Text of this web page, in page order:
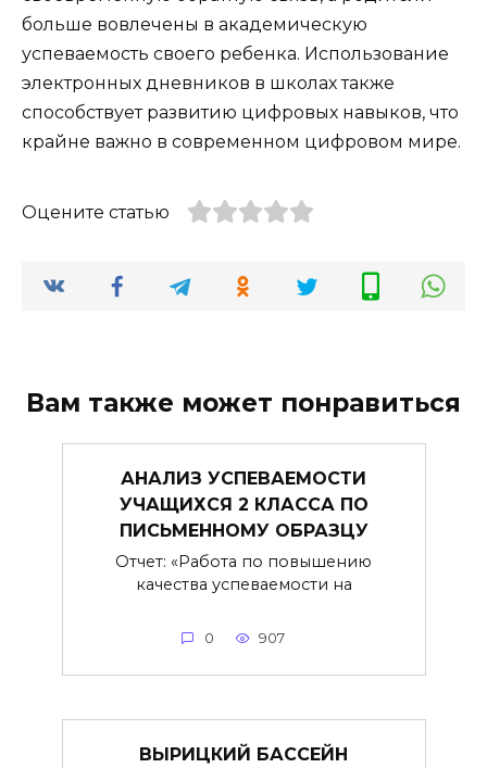
больше вовлечены в академическую
успеваемость своего ребенка. Использование
электронных дневников в школах также
способствует развитию цифровых навыков, что
крайне важно в современном цифровом мире.
Оцените статью
Вам также может понравиться
АНАЛИЗ УСПЕВАЕМОСТИ
УЧАЩИХСЯ 2 КЛАССА ПО
ПИСЬМЕННОМУ ОБРАЗЦУ
Отчет: «Работа по повышению
качества успеваемости на
0 907
ВЫРИЦКИЙ БАССЕЙН